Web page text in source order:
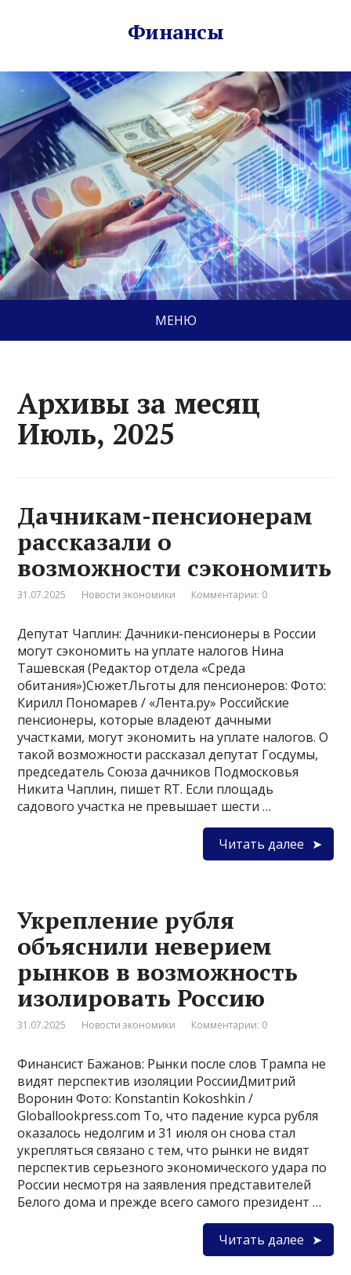
Финансы
МЕНЮ
Архивы за месяц
Июль, 2025
Дачникам-пенсионерам
рассказали о
возможности сэкономить
31.07.2025 Новости экономики Комментарии: 0
Депутат Чаплин: Дачники-пенсионеры в России
могут сэкономить на уплате налогов Нина
Ташевская (Редактор отдела «Среда
обитания»)СюжетЛьготы для пенсионеров: Фото:
Кирилл Пономарев / «Лента.ру» Российские
пенсионеры, которые владеют дачными
участками, могут экономить на уплате налогов. О
такой возможности рассказал депутат Госдумы,
председатель Союза дачников Подмосковья
Никита Чаплин, пишет RT. Если площадь
садового участка не превышает шести …
Читать далее
Укрепление рубля
объяснили неверием
рынков в возможность
изолировать Россию
31.07.2025 Новости экономики Комментарии: 0
Финансист Бажанов: Рынки после слов Трампа не
видят перспектив изоляции РоссииДмитрий
Воронин Фото: Konstantin Kokoshkin /
Globallookpress.com То, что падение курса рубля
оказалось недолгим и 31 июля он снова стал
укрепляться связано с тем, что рынки не видят
перспектив серьезного экономического удара по
России несмотря на заявления представителей
Белого дома и прежде всего самого президент …
Читать далее